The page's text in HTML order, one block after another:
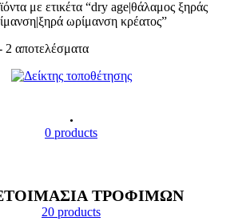
με ετικέτα “dry age|θάλαμος ξηράς
ωρίμανση κρέατος”
2 αποτελέσματα
.
0 products
ΤΡΟΦΙΜΩΝ
20 products